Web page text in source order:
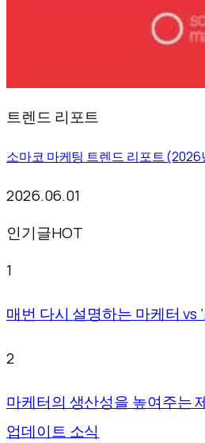
트렌드 리포트
소마코 마케팅 트렌드 리포트 (2026
2026.06.01
인기글HOT
1
매번 다시 설명하는 마케터 vs
2
마케터의 생산성을 높여주는
업데이트 소식